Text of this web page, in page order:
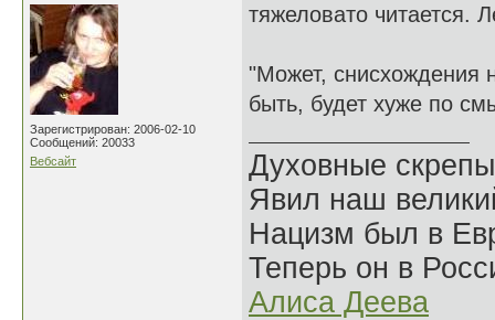
Зарегистрирован: 2006-02-10
Сообщений: 20033
Вебсайт
тяжеловато читается.
"Может, снисхождения
быть, будет хуже по
Духовные
Явил наш
Нацизм был в
Теперь он в
Алиса Деева